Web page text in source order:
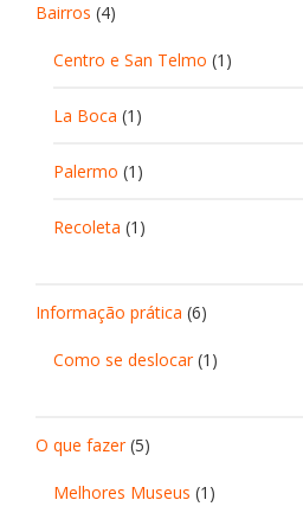
Bairros (4)
Centro e San Telmo (1)
La Boca (1)
Palermo (1)
Recoleta (1)
Informação prática (6)
Como se deslocar(1)
O que fazer(5)
Melhores Museus (1)